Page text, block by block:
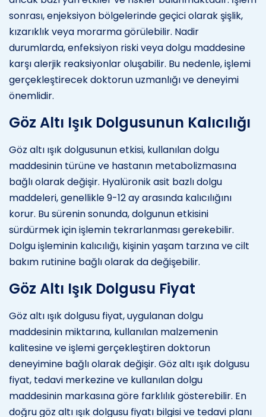
sonrası, enjeksiyon bölgelerinde geçici olarak şişlik,
kızarıklık veya morarma görülebilir. Nadir
durumlarda, enfeksiyon riski veya dolgu maddesine
karşı alerjik reaksiyonlar oluşabilir. Bu nedenle, işlemi
gerçekleştirecek doktorun uzmanlığı ve deneyimi
önemlidir.
Göz Altı Işık Dolgusunun Kalıcılığı
Göz altı ışık dolgusunun etkisi, kullanılan dolgu
maddesinin türüne ve hastanın metabolizmasına
bağlı olarak değişir. Hyalüronik asit bazlı dolgu
maddeleri, genellikle 9-12 ay arasında kalıcılığını
korur. Bu sürenin sonunda, dolgunun etkisini
sürdürmek için işlemin tekrarlanması gerekebilir.
Dolgu işleminin kalıcılığı, kişinin yaşam tarzına ve cilt
bakım rutinine bağlı olarak da değişebilir.
Göz Altı Işık Dolgusu Fiyat
Göz altı ışık dolgusu fiyat, uygulanan dolgu
maddesinin miktarına, kullanılan malzemenin
kalitesine ve işlemi gerçekleştiren doktorun
deneyimine bağlı olarak değişir. Göz altı ışık dolgusu
fiyat, tedavi merkezine ve kullanılan dolgu
maddesinin markasına göre farklılık gösterebilir. En
doğru göz altı ışık dolgusu fiyatı bilgisi ve tedavi planı